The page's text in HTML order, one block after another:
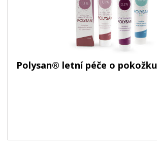
Polysan® letní péče o pokožku